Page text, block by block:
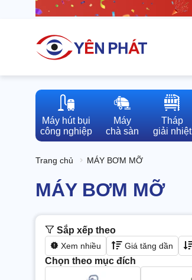
Máy hút bụi
công nghiệp
Máy
chà sàn
Tháp
giải nhiệt
Trang chủ MÁY BƠM MỠ
MÁY BƠM MỠ
Sắp xếp theo
Xem nhiều Giá tăng dần
Chọn theo mục đích